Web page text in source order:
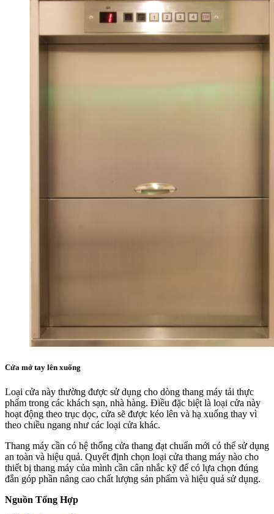
Cửa mở tay lên xuống
Loại cửa này thường được sử dụng cho dòng thang máy tải thực
phẩm trong các khách sạn, nhà hàng. Điều đặc biệt là loại cửa này
hoạt động theo trục dọc, cửa sẽ được kéo lên và hạ xuống thay vì
theo chiều ngang như các loại cửa khác.
Thang máy cần có hệ thống cửa thang đạt chuẩn mới có thể sử dụng
an toàn và hiệu quả. Quyết định chọn loại cửa thang máy nào cho
thiết bị thang máy của mình cần cân nhắc kỹ để có lựa chọn đúng
đắn góp phần nâng cao chất lượng sản phẩm và hiệu quả sử dụng.
Nguồn Tổng Hợp